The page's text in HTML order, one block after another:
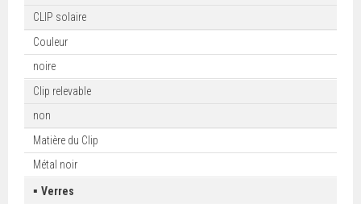
CLIP solaire
Couleur
noire
Clip relevable
non
Matière du Clip
Métal noir
▪Verres